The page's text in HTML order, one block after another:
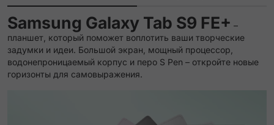
Samsung Galaxy Tab S9 FE+ –
планшет, который поможет воплотить ваши творческие
задумки и идеи. Большой экран, мощный процессор,
водонепроницаемый корпус и перо S Pen – откройте новые
горизонты для самовыражения.